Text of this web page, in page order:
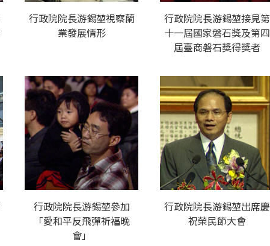
行政院院長游錫堃視察蘭
業發展情形
行政院院長游錫堃接見第
十一屆國家磐石獎及第四
屆臺商磐石獎得獎者
行政院院長游錫堃參加
「愛和平反飛彈祈福晚
會」
行政院院長游錫堃出席慶
祝榮民節大會